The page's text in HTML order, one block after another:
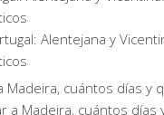
Madeira, cuántos días y